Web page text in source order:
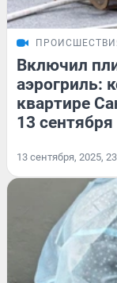
Включил
аэрогриль:
квартире
13 сентября
13 сентября, 2025,